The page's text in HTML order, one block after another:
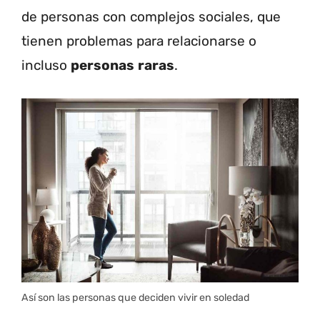
de personas con complejos sociales, que
tienen problemas para relacionarse o
incluso personas raras.
Así son las personas que deciden vivir en soledad